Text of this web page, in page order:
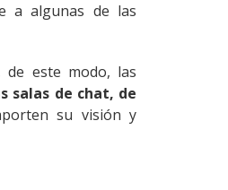
a algunas de las
este modo, las
salas de chat, de
su visión y